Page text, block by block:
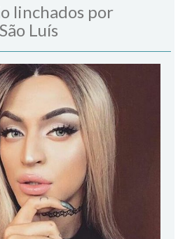
linchados por
Luís